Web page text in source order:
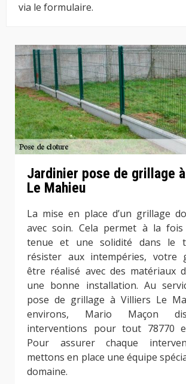
via le formulaire.
Jardinier pose de grillage
Le Mahieu
La mise en place d’un grillage
avec soin. Cela permet à la
tenue et une solidité dans le
résister aux intempéries, votre
être réalisé avec des matériaux
une bonne installation. Au
pose de grillage à Villiers Le
environs, Mario Maçon
interventions pour tout 78770
Pour assurer chaque
mettons en place une équipe
domaine.